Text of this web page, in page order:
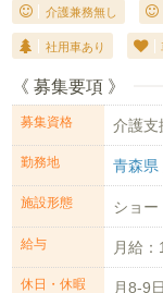
介護兼務無し
社用車あり
《 募集要項 》
募集資格 介護支
勤務地 青森県
施設形態 ショー
給与 月給
休日・休暇 月8-9